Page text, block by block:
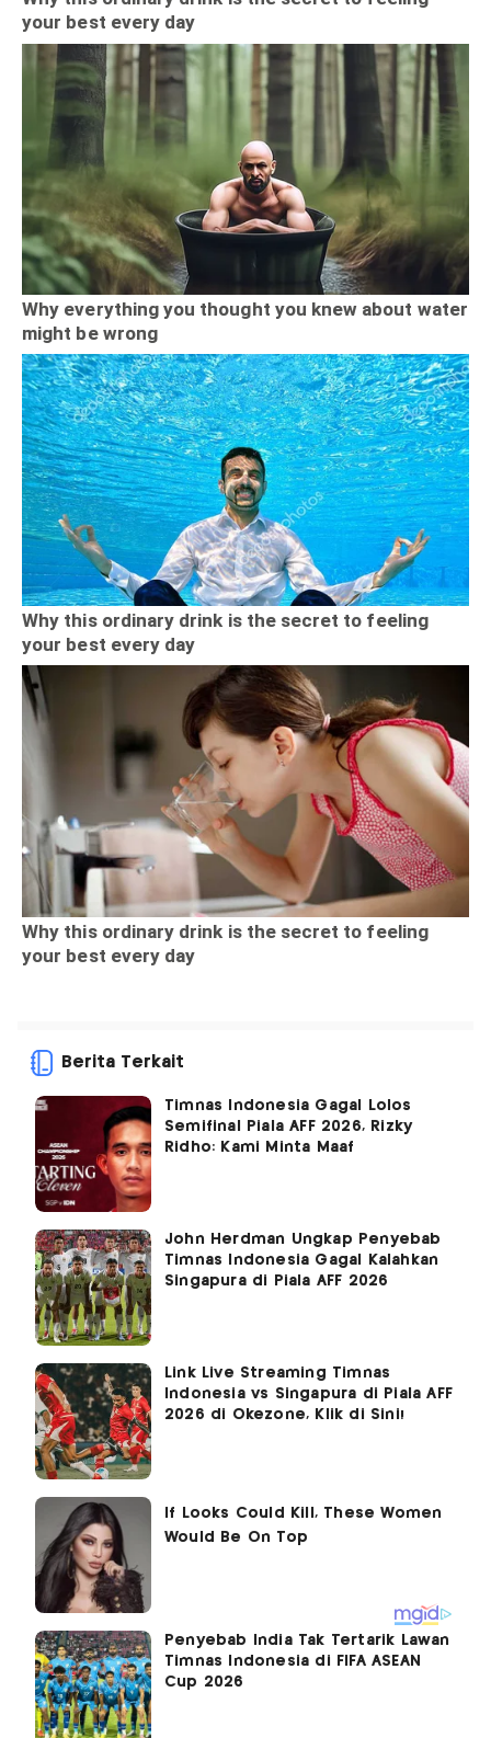
Berita Terkait
Timnas Indonesia Gagal Lolos
Semifinal Piala AFF 2026, Rizky
Ridho: Kami Minta Maaf
John Herdman Ungkap Penyebab
Timnas Indonesia Gagal Kalahkan
Singapura di Piala AFF 2026
Link Live Streaming Timnas
Indonesia vs Singapura di Piala AFF
2026 di Okezone, Klik di Sini!
Penyebab India Tak Tertarik Lawan
Timnas Indonesia di FIFA ASEAN
Cup 2026